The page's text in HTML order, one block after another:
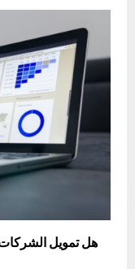
هل تمويل